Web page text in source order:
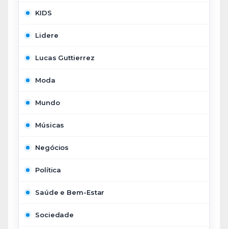
KIDS
Lidere
Lucas Guttierrez
Moda
Mundo
Músicas
Negócios
Política
Saúde e Bem-Estar
Sociedade